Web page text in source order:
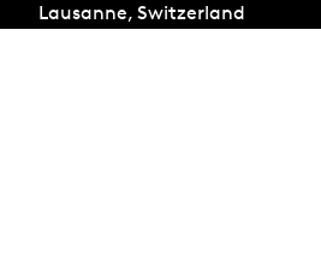
Lausanne, Switzerland